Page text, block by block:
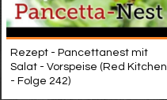
Rezept - Pancettanest mit
Salat - Vorspeise (Red Kitchen
- Folge 242)